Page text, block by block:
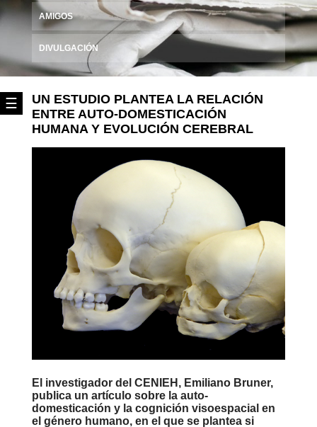
☰
AMIGOS
DIVULGACIÓN
UN ESTUDIO PLANTEA LA RELACIÓN
ENTRE AUTO-DOMESTICACIÓN
HUMANA Y EVOLUCIÓN CEREBRAL
El investigador del CENIEH, Emiliano Bruner,
publica un artículo sobre la auto-
domesticación y la cognición visoespacial en
el género humano, en el que se plantea si